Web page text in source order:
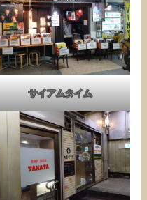
サイアムタイム